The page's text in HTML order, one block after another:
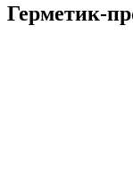
Герметик-